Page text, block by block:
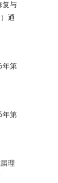
复与
通
年第
年第
理